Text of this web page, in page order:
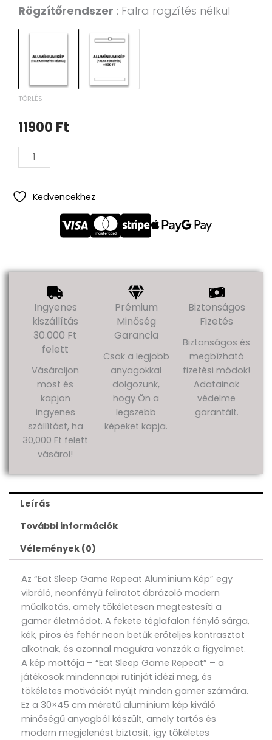
Rögzítőrendszer Falra rögzítés nélkül
TÖRLÉS
11900 Ft
Kedvencekhez
Ingyenes
kiszállítás
30.000 Ft
felett
Vásároljon
most és
kapjon
ingyenes
szállítást, ha
30,000 Ft felett
vásárol!
Prémium
Minőség
Garancia
Csak a legjobb
anyagokkal
dolgozunk,
hogy Ön a
legszebb
képeket kapja.
Biztonságos
Fizetés
Biztonságos és
megbízható
fizetési módok!
Adatainak
védelme
garantált.
Leírás
További információk
Vélemények (0)
Az “Eat Sleep Game Repeat Alumínium Kép” egy
vibráló, neonfényű feliratot ábrázoló modern
műalkotás, amely tökéletesen megtestesíti a
gamer életmódot. A fekete téglafalon fénylő sárga,
kék, piros és fehér neon betűk erőteljes kontrasztot
alkotnak, és azonnal magukra vonzzák a figyelmet.
A kép mottója – “Eat Sleep Game Repeat” – a
játékosok mindennapi rutinját idézi meg, és
tökéletes motivációt nyújt minden gamer számára.
Ez a 30×45 cm méretű alumínium kép kiváló
minőségű anyagból készült, amely tartós és
modern megjelenést biztosít, így tökéletes